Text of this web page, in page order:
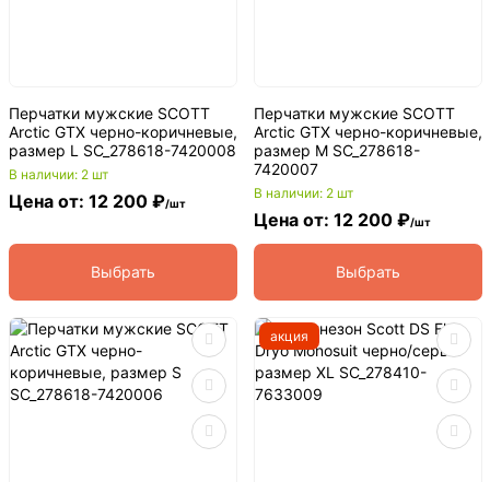
Перчатки мужские SCOTT
Arctic GTX черно-коричневые,
размер L SC_278618-7420008
В наличии: 2 шт
Цена от: 12 200 ₽/шт
Выбрать
Перчатки мужские SCOTT
Arctic GTX черно-коричневые,
размер M SC_278618-
7420007
В наличии: 2 шт
Цена от: 12 200 ₽/шт
Выбрать
акция